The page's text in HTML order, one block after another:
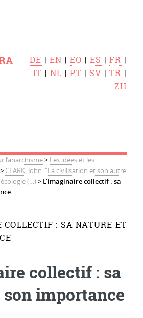
DE |EN |EO |ES |FR |
IT |NL |PT | SV |TR |
ZH
l’anarchisme> Les idées et les
> CLARK, John. "La civilisation et son autre
(…)> L’imaginaire collectif : sa
COLLECTIF : SA NATURE ET
collectif : sa
importance